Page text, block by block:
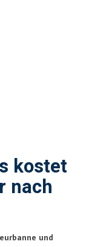
kostet
nach
und